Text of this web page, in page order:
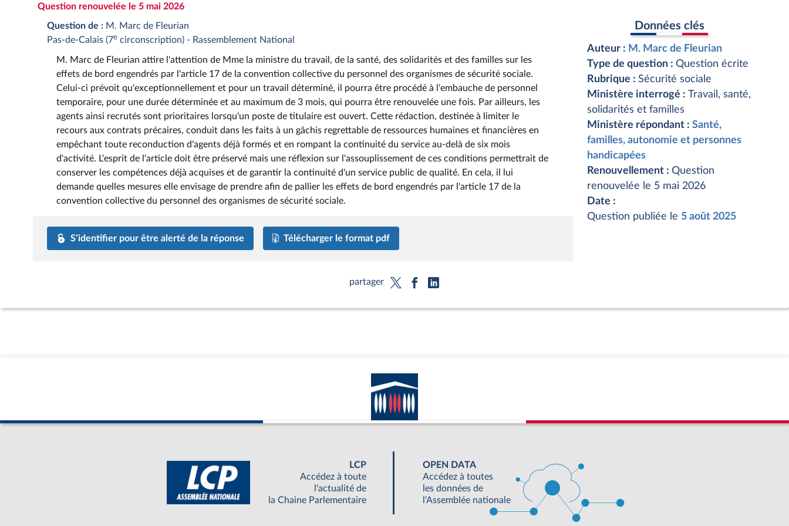
Question renouvelée le 5 mai 2026
Question de : M. Marc de Fleurian
Pas-de-Calais (7e circonscription) - Rassemblement National
M. Marc de Fleurian attire l'attention de Mme la ministre du travail, de la santé, des solidarités et des familles sur les
effets de bord engendrés par l'article 17 de la convention collective du personnel des organismes de sécurité sociale.
Celui-ci prévoit qu'exceptionnellement et pour un travail déterminé, il pourra être procédé à l'embauche de personnel
temporaire, pour une durée déterminée et au maximum de 3 mois, qui pourra être renouvelée une fois. Par ailleurs, les
agents ainsi recrutés sont prioritaires lorsqu'un poste de titulaire est ouvert. Cette rédaction, destinée à limiter le
recours aux contrats précaires, conduit dans les faits à un gâchis regrettable de ressources humaines et financières en
empêchant toute reconduction d'agents déjà formés et en rompant la continuité du service au-delà de six mois
d'activité. L'esprit de l'article doit être préservé mais une réflexion sur l'assouplissement de ces conditions permettrait de
conserver les compétences déjà acquises et de garantir la continuité d'un service public de qualité. En cela, il lui
demande quelles mesures elle envisage de prendre afin de pallier les effets de bord engendrés par l'article 17 de la
convention collective du personnel des organismes de sécurité sociale.
S’identifier pour être alerté de la réponse Télécharger le format pdf
Données clés
Auteur : M. Marc de Fleurian
Type de question : Question écrite
Rubrique : Sécurité sociale
Ministère interrogé : Travail, santé,
solidarités et familles
Ministère répondant : Santé,
familles, autonomie et personnes
handicapées
Renouvellement : Question
renouvelée le 5 mai 2026
Date :
Question publiée le 5 août 2025
partager
LCP
Accédez à toute
l'actualité de
la Chaine Parlementaire
OPEN DATA
Accédez à toutes
les données de
l'Assemblée nationale